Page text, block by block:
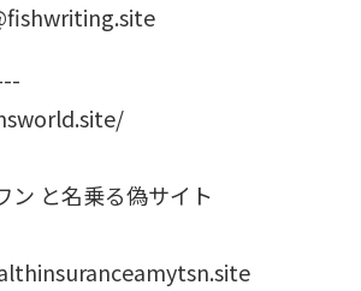
ン と名乗る偽サイト